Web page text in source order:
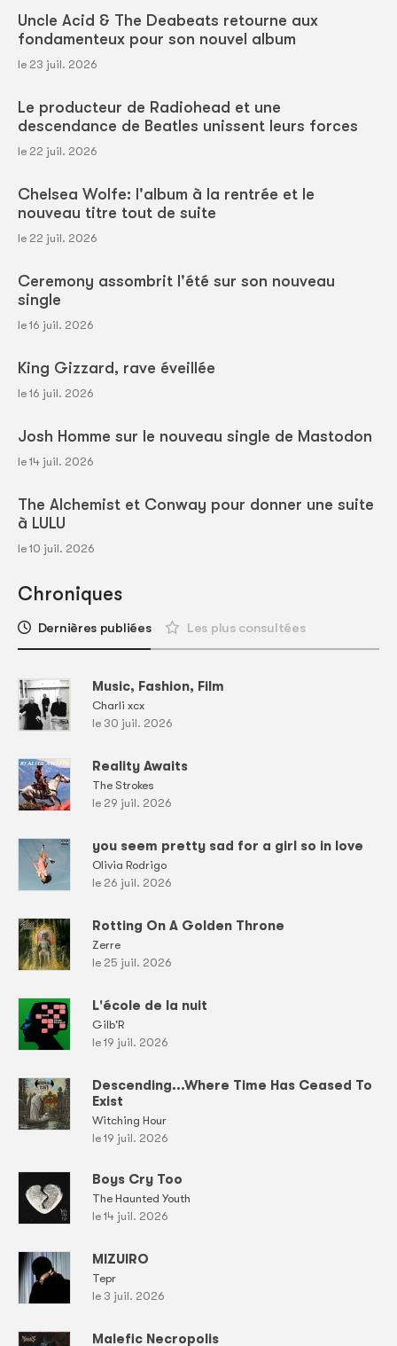
Uncle Acid & The Deabeats retourne aux
fondamenteux pour son nouvel album
le 23 juil. 2026
Le producteur de Radiohead et une
descendance de Beatles unissent leurs forces
le 22 juil. 2026
Chelsea Wolfe: l'album à la rentrée et le
nouveau titre tout de suite
le 22 juil. 2026
Ceremony assombrit l'été sur son nouveau
single
le 16 juil. 2026
King Gizzard, rave éveillée
le 16 juil. 2026
Josh Homme sur le nouveau single de Mastodon
le 14 juil. 2026
The Alchemist et Conway pour donner une suite
à LULU
le 10 juil. 2026
Chroniques
Dernières publiées Les plus consultées
Music, Fashion, Film
Charli xcx
le 30 juil. 2026
Reality Awaits
The Strokes
le 29 juil. 2026
you seem pretty sad for a girl so in love
Olivia Rodrigo
le 26 juil. 2026
Rotting On A Golden Throne
Zerre
le 25 juil. 2026
L'école de la nuit
Gilb'R
le 19 juil. 2026
Descending...Where Time Has Ceased To
Exist
Witching Hour
le 19 juil. 2026
Boys Cry Too
The Haunted Youth
le 14 juil. 2026
MIZUIRO
Tepr
le 3 juil. 2026
Malefic Necropolis